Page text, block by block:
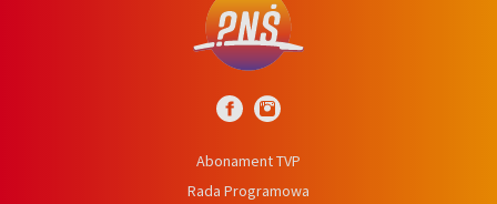
Abonament TVP
Rada Programowa